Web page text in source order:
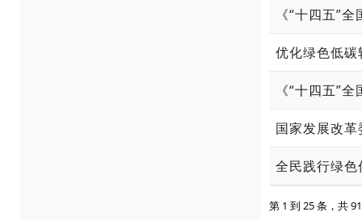
《“十四五”
优化绿色低
《“十四五”
国家发展改
全民践行绿
第 1 到 25 条，共